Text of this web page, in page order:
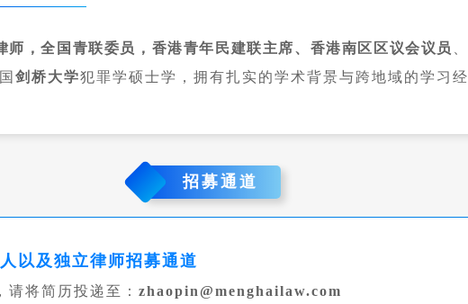
师，全国青联委员，香港青年民建联主席、香港南区区议会议员
剑桥大学犯罪学硕士学，拥有扎实的学术背景与跨地域的学习经
招募通道
以及独立律师招募通道
请将简历投递至：zhaopin@menghailaw.com